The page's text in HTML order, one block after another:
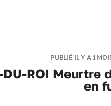
PUBLIÉ IL Y A 1
DU-ROI
en